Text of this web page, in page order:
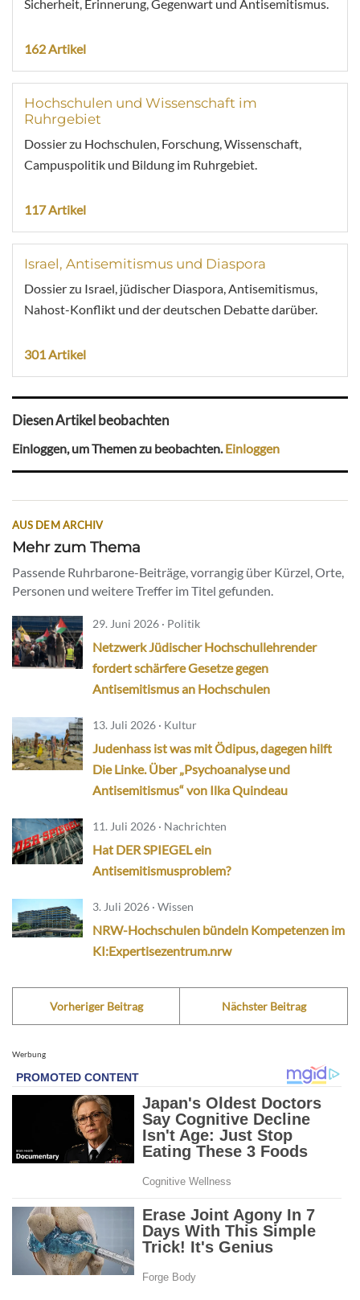
Sicherheit, Erinnerung, Gegenwart und Antisemitismus.
162 Artikel
Hochschulen und Wissenschaft im
Ruhrgebiet
Dossier zu Hochschulen, Forschung, Wissenschaft,
Campuspolitik und Bildung im Ruhrgebiet.
117 Artikel
Israel, Antisemitismus und Diaspora
Dossier zu Israel, jüdischer Diaspora, Antisemitismus,
Nahost-Konflikt und der deutschen Debatte darüber.
301 Artikel
Diesen Artikel beobachten
Einloggen, um Themen zu beobachten.Einloggen
AUS DEM ARCHIV
Mehr zum Thema
Passende Ruhrbarone-Beiträge, vorrangig über Kürzel, Orte,
Personen und weitere Treffer im Titel gefunden.
29. Juni 2026 · Politik
Netzwerk Jüdischer Hochschullehrender
fordert schärfere Gesetze gegen
Antisemitismus an Hochschulen
13. Juli 2026 · Kultur
Judenhass ist was mit Ödipus, dagegen hilft
Die Linke. Über „Psychoanalyse und
Antisemitismus“ von Ilka Quindeau
11. Juli 2026 · Nachrichten
Hat DER SPIEGEL ein
Antisemitismusproblem?
3. Juli 2026 · Wissen
NRW-Hochschulen bündeln Kompetenzen im
KI:Expertisezentrum.nrw
Vorheriger Beitrag Nächster Beitrag
Werbung